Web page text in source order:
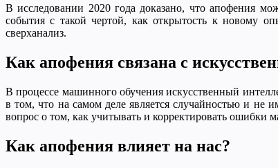
В исследовании 2020 года доказано, что апофения
события с такой чертой, как открытость к новому
сверханализ.
Как апофения связана с
В процессе машинного обучения искусственный
в том, что на самом деле является случайностью и не
вопрос о том, как учитывать и корректировать
Как апофения влияет на нас?